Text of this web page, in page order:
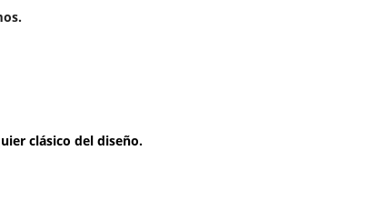
clásico del diseño.